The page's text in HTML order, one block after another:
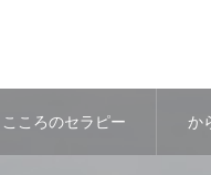
こころのセラピー か